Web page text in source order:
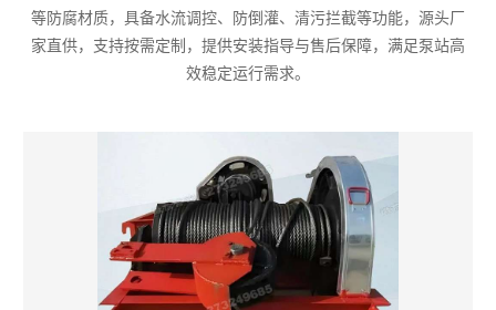
等防腐材质，具备水流调控、防倒灌、清污拦截等功能，源头厂
家直供，支持按需定制，提供安装指导与售后保障，满足泵站高
效稳定运行需求。